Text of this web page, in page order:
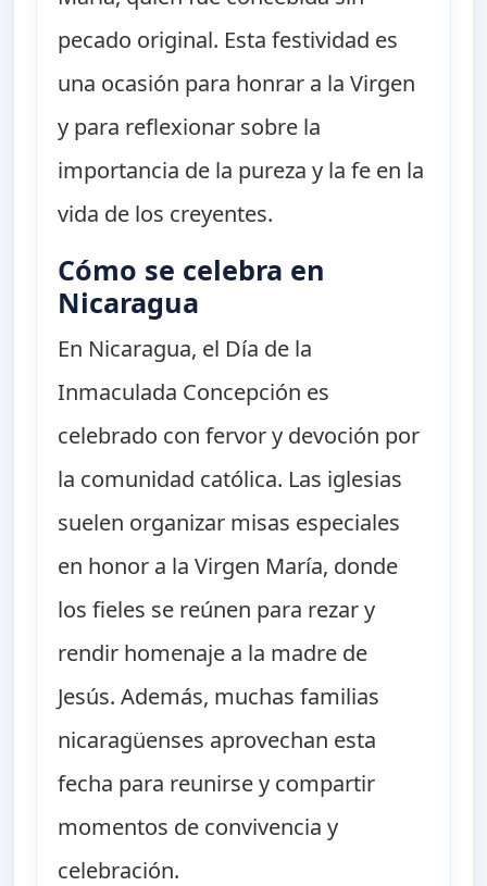
pecado original. Esta festividad es
una ocasión para honrar a la Virgen
y para reflexionar sobre la
importancia de la pureza y la fe en la
vida de los creyentes.
Cómo se celebra en
Nicaragua
En Nicaragua, el Día de la
Inmaculada Concepción es
celebrado con fervor y devoción por
la comunidad católica. Las iglesias
suelen organizar misas especiales
en honor a la Virgen María, donde
los fieles se reúnen para rezar y
rendir homenaje a la madre de
Jesús. Además, muchas familias
nicaragüenses aprovechan esta
fecha para reunirse y compartir
momentos de convivencia y
celebración.